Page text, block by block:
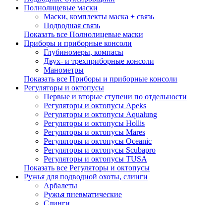
Полнолицевые маски
Маски, комплекты маска + связь
Подводная связь
Показать все Полнолицевые маски
Приборы и приборные консоли
Глубиномеры, компасы
Двух- и трехприборные консоли
Манометры
Показать все Приборы и приборные консоли
Регуляторы и октопусы
Первые и вторые ступени по отдельности
Регуляторы и октопусы Apeks
Регуляторы и октопусы Aqualung
Регуляторы и октопусы Hollis
Регуляторы и октопусы Mares
Регуляторы и октопусы Oceanic
Регуляторы и октопусы Scubapro
Регуляторы и октопусы TUSA
Показать все Регуляторы и октопусы
Ружья для подводной охоты, слинги
Арбалеты
Ружья пневматические
Слинги